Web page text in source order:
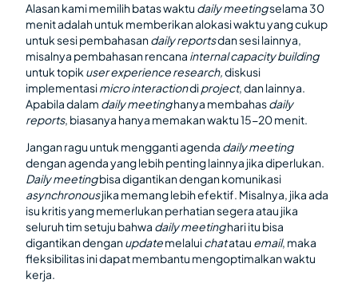
Alasan kami memilih batas waktu daily meetingselama 30
menit adalah untuk memberikan alokasi waktu yang cukup
untuk sesi pembahasandaily reportsdan sesi lainnya,
misalnya pembahasan rencana internal capacity building
untuk topik user experience research,diskusi
implementasimicro interactiondiproject, dan lainnya.
Apabila dalam daily meetinghanya membahasdaily
reports, biasanya hanya memakan waktu 15-20 menit.
Jangan ragu untuk mengganti agenda daily meeting
dengan agenda yang lebih penting lainnya jika diperlukan.
Daily meetingbisa digantikan dengan komunikasi
asynchronousjika memang lebih efektif. Misalnya, jika ada
isu kritis yang memerlukan perhatian segera atau jika
seluruh tim setuju bahwa daily meetinghari itu bisa
digantikan denganupdatemelaluichatatau email, maka
fleksibilitas ini dapat membantu mengoptimalkan waktu
kerja.